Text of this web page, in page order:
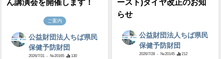
ん講演会を開催します！
ご案内
公益財団法人ちば県民
保健予防財団
2026/7/31 - №20165 130
ースト)ダイヤ改正のお知
らせ
公益財団法人ちば県民
保健予防財団
2026/7/28 - №20145 212